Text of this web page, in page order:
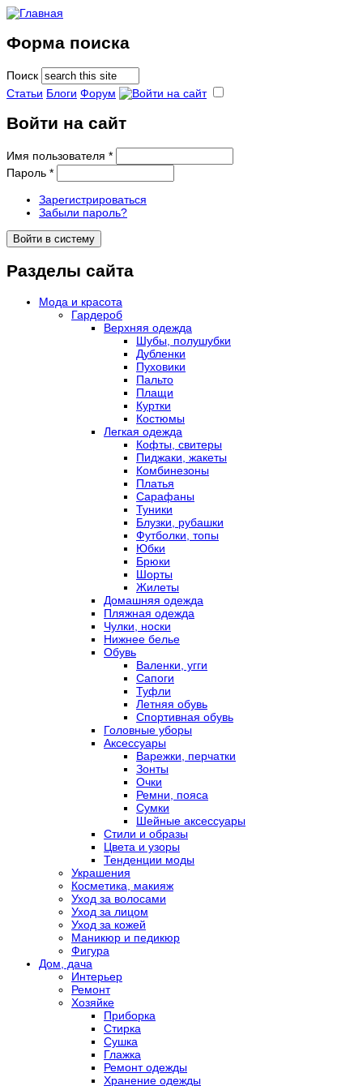
Форма поиска
Поиск
Статьи Блоги Форум
Войти на сайт
Имя пользователя *
Пароль *
Зарегистрироваться
Забыли пароль?
Разделы сайта
Мода и красота
Гардероб
Верхняя одежда
Шубы, полушубки
Дубленки
Пуховики
Пальто
Плащи
Куртки
Костюмы
Легкая одежда
Кофты, свитеры
Пиджаки, жакеты
Комбинезоны
Платья
Сарафаны
Туники
Блузки, рубашки
Футболки, топы
Юбки
Брюки
Шорты
Жилеты
Домашняя одежда
Пляжная одежда
Чулки, носки
Нижнее белье
Обувь
Валенки, угги
Сапоги
Туфли
Летняя обувь
Спортивная обувь
Головные уборы
Аксессуары
Варежки, перчатки
Зонты
Очки
Ремни, пояса
Сумки
Шейные аксессуары
Стили и образы
Цвета и узоры
Тенденции моды
Украшения
Косметика, макияж
Уход за волосами
Уход за лицом
Уход за кожей
Маникюр и педикюр
Фигура
Дом, дача
Интерьер
Ремонт
Хозяйке
Приборка
Стирка
Сушка
Глажка
Ремонт одежды
Хранение одежды